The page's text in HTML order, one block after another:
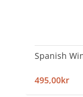
Spanish
495,00kr